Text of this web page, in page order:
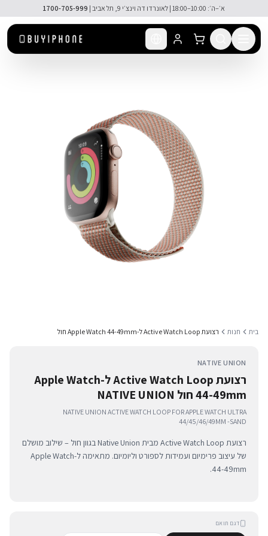
דלג לתוכן הראשי
א׳–ה׳: 10:00–18:00 | לאונרדו דה וינצ׳י 9, תל אביב | 1700-705-999
בית חנות רצועת Active Watch Loop ל-Apple Watch 44-49mm חול
NATIVE UNION
רצועת Active Watch Loop ל-Apple Watch
44-49mm חול NATIVE UNION
NATIVE UNION ACTIVE WATCH LOOP FOR APPLE WATCH ULTRA
44/45/46/49MM -SAND
רצועת Active Watch Loop מבית Native Union בגוון חול – שילוב מושלם
של עיצוב פרימיום ועמידות לספורט וליומיום. מתאימה ל-Apple Watch
44-49mm.
דגם תואם